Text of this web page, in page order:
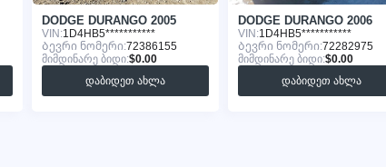
DODGE DURANGO 2005
VIN:1D4HB5***********
Ბევრი ნომერი:72386155
მიმდინარე ბიდი:$0.00
დაბიდეთ ახლა
DODGE DURANGO 2006
VIN:1D4HB5***********
Ბევრი ნომერი:72282975
მიმდინარე ბიდი:$0.00
დაბიდეთ ახლა